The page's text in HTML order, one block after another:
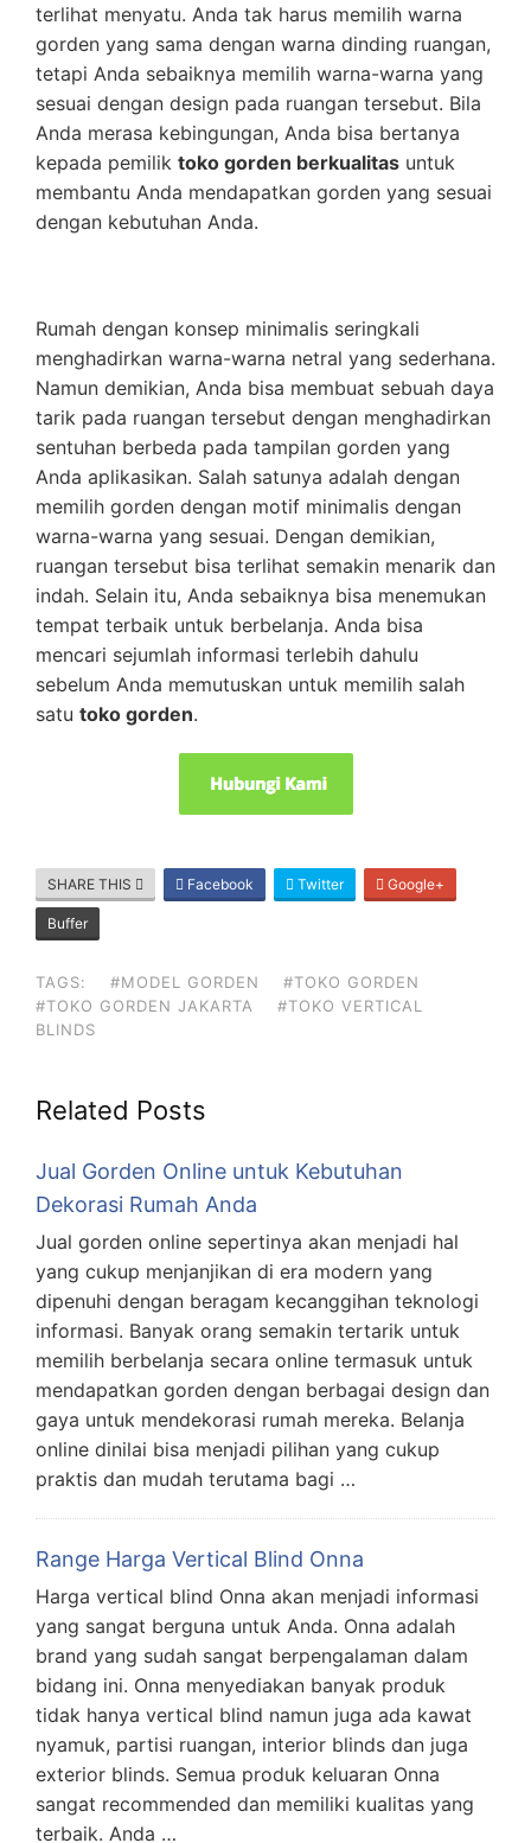
terlihat menyatu. Anda tak harus memilih warna
gorden yang sama dengan warna dinding ruangan,
tetapi Anda sebaiknya memilih warna-warna yang
sesuai dengan design pada ruangan tersebut. Bila
Anda merasa kebingungan, Anda bisa bertanya
kepada pemilik toko gorden berkualitas untuk
membantu Anda mendapatkan gorden yang sesuai
dengan kebutuhan Anda.
Rumah dengan konsep minimalis seringkali
menghadirkan warna-warna netral yang sederhana.
Namun demikian, Anda bisa membuat sebuah daya
tarik pada ruangan tersebut dengan menghadirkan
sentuhan berbeda pada tampilan gorden yang
Anda aplikasikan. Salah satunya adalah dengan
memilih gorden dengan motif minimalis dengan
warna-warna yang sesuai. Dengan demikian,
ruangan tersebut bisa terlihat semakin menarik dan
indah. Selain itu, Anda sebaiknya bisa menemukan
tempat terbaik untuk berbelanja. Anda bisa
mencari sejumlah informasi terlebih dahulu
sebelum Anda memutuskan untuk memilih salah
satu toko gorden.
SHARE THIS Facebook Twitter Google+
Buffer
TAGS: #MODEL GORDEN
#TOKO GORDEN
#TOKO GORDEN JAKARTA
#TOKO VERTICAL
BLINDS
Related Posts
Jual Gorden Online untuk Kebutuhan
Dekorasi Rumah Anda
Jual gorden online sepertinya akan menjadi hal
yang cukup menjanjikan di era modern yang
dipenuhi dengan beragam kecanggihan teknologi
informasi. Banyak orang semakin tertarik untuk
memilih berbelanja secara online termasuk untuk
mendapatkan gorden dengan berbagai design dan
gaya untuk mendekorasi rumah mereka. Belanja
online dinilai bisa menjadi pilihan yang cukup
praktis dan mudah terutama bagi …
Range Harga Vertical Blind Onna
Harga vertical blind Onna akan menjadi informasi
yang sangat berguna untuk Anda. Onna adalah
brand yang sudah sangat berpengalaman dalam
bidang ini. Onna menyediakan banyak produk
tidak hanya vertical blind namun juga ada kawat
nyamuk, partisi ruangan, interior blinds dan juga
exterior blinds. Semua produk keluaran Onna
sangat recommended dan memiliki kualitas yang
terbaik. Anda …